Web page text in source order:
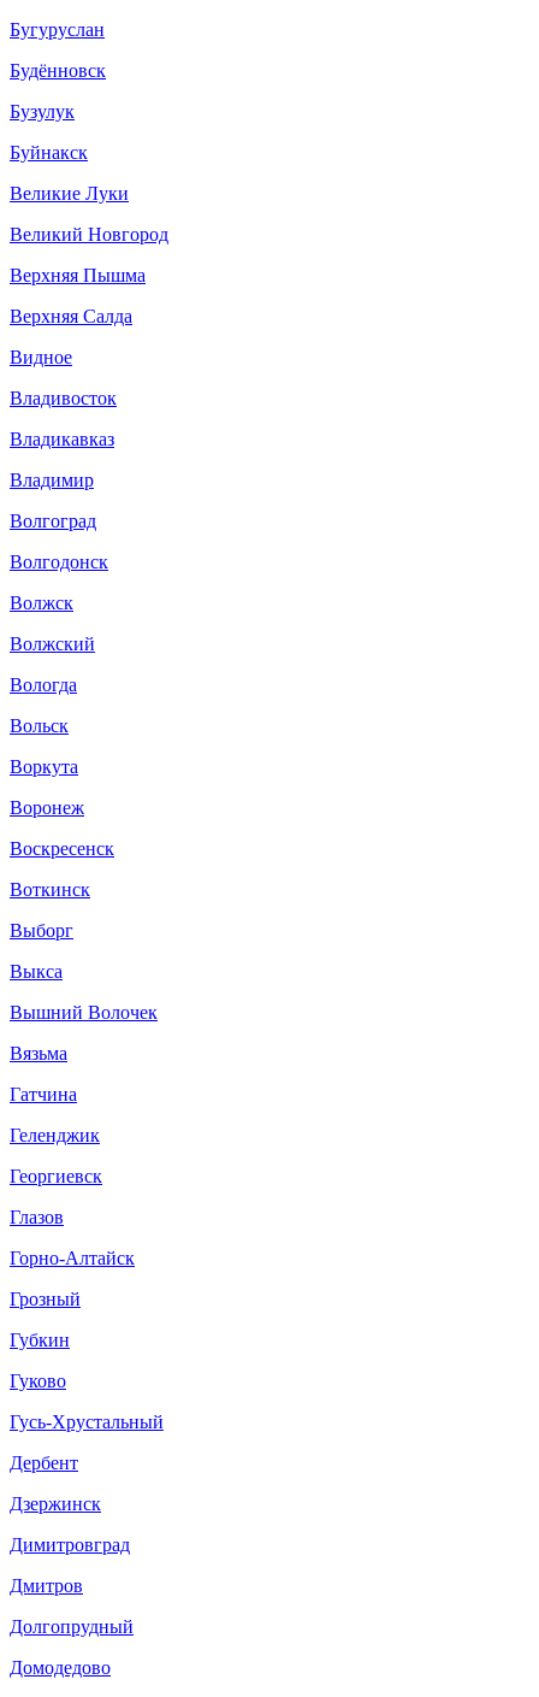
Бугуруслан
Будённовск
Бузулук
Буйнакск
Великие Луки
Великий Новгород
Верхняя Пышма
Верхняя Салда
Видное
Владивосток
Владикавказ
Владимир
Волгоград
Волгодонск
Волжск
Волжский
Вологда
Вольск
Воркута
Воронеж
Воскресенск
Воткинск
Выборг
Выкса
Вышний Волочек
Вязьма
Гатчина
Геленджик
Георгиевск
Глазов
Горно-Алтайск
Грозный
Губкин
Гуково
Гусь-Хрустальный
Дербент
Дзержинск
Димитровград
Дмитров
Долгопрудный
Домодедово